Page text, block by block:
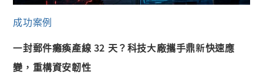
成功案例
一封郵件癱瘓產線 32 天？科技大廠攜手鼎新快速應
變，重構資安韌性